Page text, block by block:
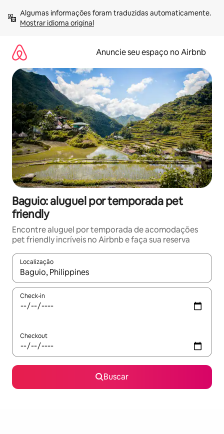
para
Mostrar idioma original
Anuncie seu espaço no Airbnb
Baguio: aluguel por temporada pet
friendly
Encontre aluguel por temporada de acomodações
pet friendly incríveis no Airbnb e faça sua reserva
Localização
Quando os resultados estiverem disponíveis, explore-os
Check-in
Checkout
Buscar